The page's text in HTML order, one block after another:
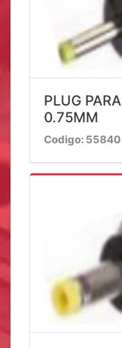
PLUG
0.75MM
Codigo: 55840